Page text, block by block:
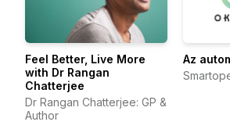
Feel Better, Live More
with Dr Rangan
Chatterjee
Dr Rangan Chatterjee: GP &
Author
Az